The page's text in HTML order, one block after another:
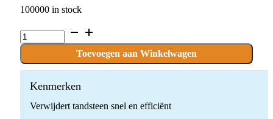
100000 in stock
GD5
ultrasone
tip
quantity
Toevoegen aan Winkelwagen
Kenmerken
Verwijdert tandsteen snel en efficiënt